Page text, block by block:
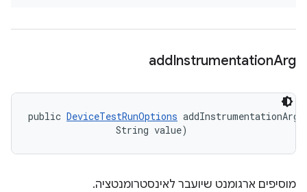
addInstrumentationArg
public DeviceTestRunOptions
                String value)
מוסיפים ארגומנט שיועבר לאינסטרומנטציה.